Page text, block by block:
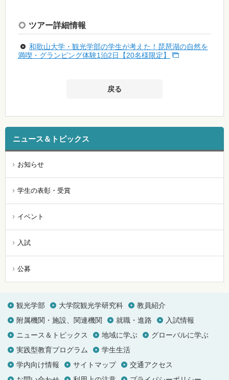
ツアー詳細情報
和歌山大学・観光学部の学生が考えた！琵琶湖の自然を
満喫・グランピング体験1泊2日【20名様限定】
戻る
ニュース＆トピックス
お知らせ
学生の表彰・受賞
イベント
入試
公募
観光学部 大学院観光学研究科
教員紹介
附属機関・施設、関連機関
就職・進路
入試情報
ニュース＆トピックス
地域に学ぶ
グローバルに学ぶ
実践型教育プログラム
学生生活
学内向け情報
サイトマップ
交通アクセス